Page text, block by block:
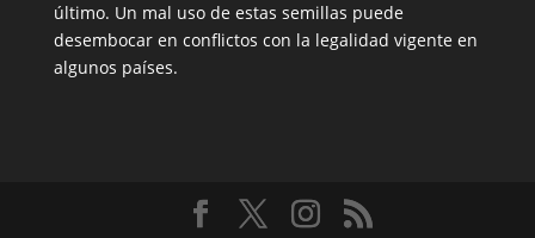
último. Un mal uso de estas semillas puede
desembocar en conflictos con la legalidad vigente en
algunos países.